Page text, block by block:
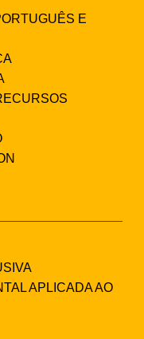
E
APLICADA AO